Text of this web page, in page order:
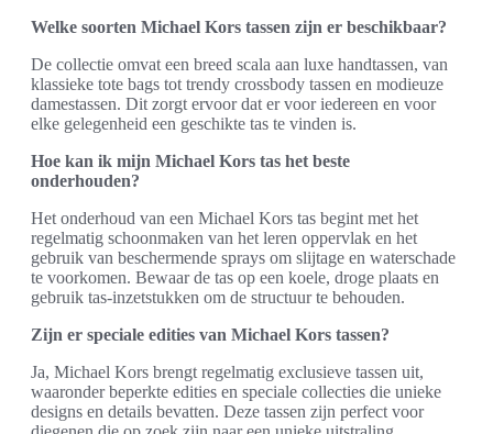
Welke soorten Michael Kors tassen zijn er beschikbaar?
De collectie omvat een breed scala aan luxe handtassen, van
klassieke tote bags tot trendy crossbody tassen en modieuze
damestassen. Dit zorgt ervoor dat er voor iedereen en voor
elke gelegenheid een geschikte tas te vinden is.
Hoe kan ik mijn Michael Kors tas het beste
onderhouden?
Het onderhoud van een Michael Kors tas begint met het
regelmatig schoonmaken van het leren oppervlak en het
gebruik van beschermende sprays om slijtage en waterschade
te voorkomen. Bewaar de tas op een koele, droge plaats en
gebruik tas-inzetstukken om de structuur te behouden.
Zijn er speciale edities van Michael Kors tassen?
Ja, Michael Kors brengt regelmatig exclusieve tassen uit,
waaronder beperkte edities en speciale collecties die unieke
designs en details bevatten. Deze tassen zijn perfect voor